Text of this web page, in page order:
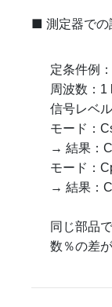
■ 測定器での
定条件例：
周波数：1
信号レベ
モード：
→ 結果：
モード：
→ 結果：
同じ部品
数％の差